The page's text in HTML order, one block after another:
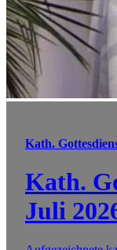
Kath.
Kath.
Juli